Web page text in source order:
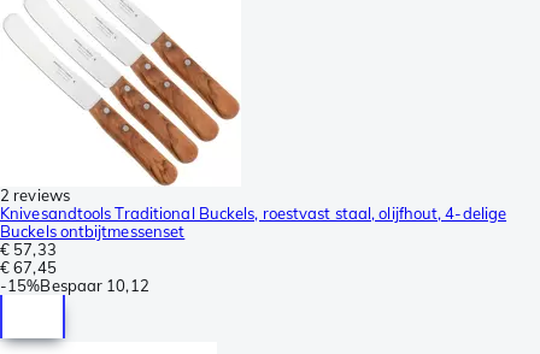
2 reviews
Knivesandtools Traditional Buckels, roestvast staal, olijfhout, 4-delige
Buckels ontbijtmessenset
€ 57,33
€ 67,45
-15%Bespaar 10,12